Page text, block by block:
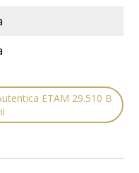
ETAM 29.510 B